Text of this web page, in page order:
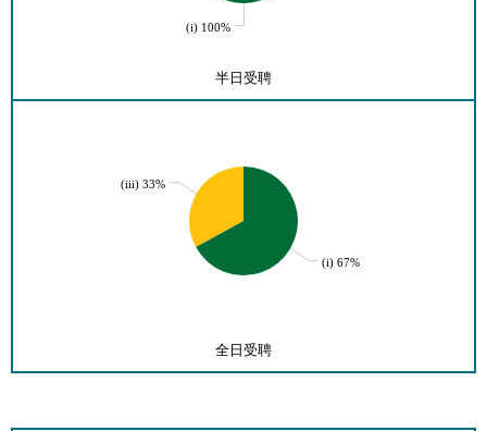
(i) 100%
半日受聘
(iii) 33%
(i) 67%
全日受聘